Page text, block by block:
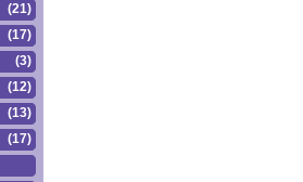
(21)
(17)
(3)
(12)
(13)
(17)